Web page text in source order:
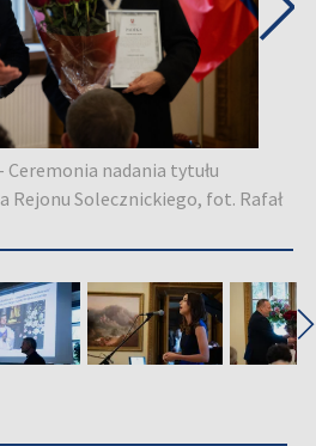
Ceremonia nadania tytułu
Rejonu Solecznickiego, fot. Rafał
▶